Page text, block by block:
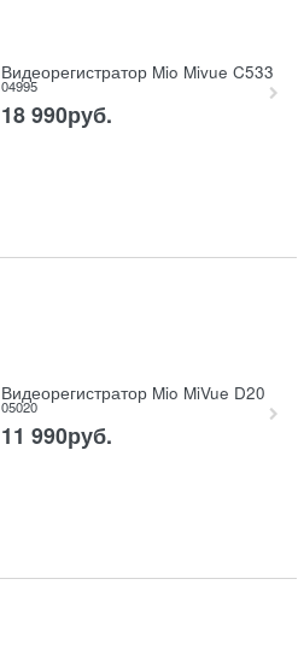
Видеорегистратор Mio Mivue C533
04995
18 990руб.
Видеорегистратор Mio MiVue D20
05020
11 990руб.